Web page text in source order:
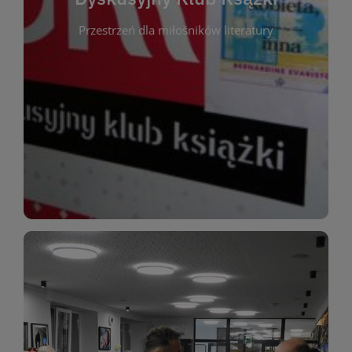
Przestrzeń dla miłośników literatury
Dyskusyjny Klub Ksążki
Dyskusyjny Klub Książki to przestrzeń dla
miłośników literatury, którzy lubią dzielić się
opiniami i emocjami po lekturze. Spotykamy się
regularnie, by rozmawiać o wybranych tytułach z
różnych gatunków literackich. Każde spotkanie to
okazja do inspirującej dyskusji, wymiany
miłośników estetycznych doznań!
WIĘCEJ